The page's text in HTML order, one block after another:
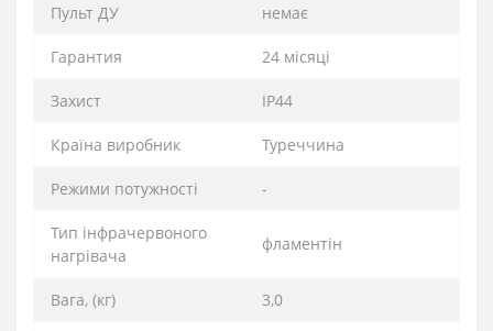
Пульт ДУ немає
Гарантия 24 місяці
Захист IP44
Країна виробник Туреччина
Режими потужності -
Тип інфрачервоного
нагрівача
фламентін
Вага, (кг) 3,0